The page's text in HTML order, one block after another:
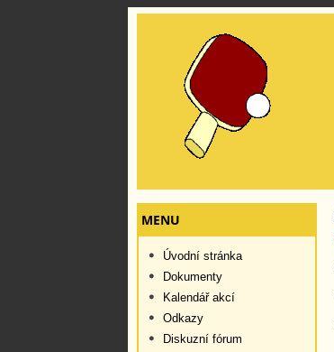
MENU
Úvodní stránka
Dokumenty
Kalendář akcí
Odkazy
Diskuzní fórum